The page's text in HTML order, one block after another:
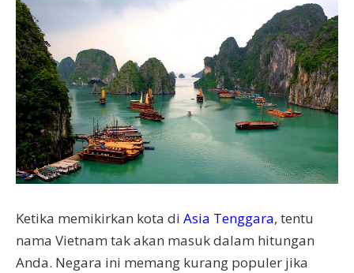
Ketika memikirkan kota di Asia Tenggara, tentu
nama Vietnam tak akan masuk dalam hitungan
Anda. Negara ini memang kurang populer jika